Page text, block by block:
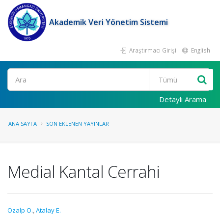
Akademik Veri Yönetim Sistemi
Araştırmacı Girişi English
Ara
Detaylı Arama
ANA SAYFA SON EKLENEN YAYINLAR
Medial Kantal Cerrahi
Özalp O.,Atalay E.